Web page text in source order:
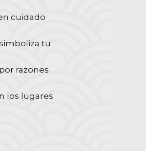
cuidado
tu
razones
los lugares